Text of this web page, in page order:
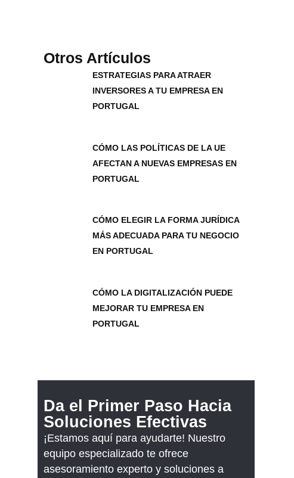
Otros Artículos
ESTRATEGIAS PARA ATRAER
INVERSORES A TU EMPRESA EN
PORTUGAL
CÓMO LAS POLÍTICAS DE LA UE
AFECTAN A NUEVAS EMPRESAS EN
PORTUGAL
CÓMO ELEGIR LA FORMA JURÍDICA
MÁS ADECUADA PARA TU NEGOCIO
EN PORTUGAL
CÓMO LA DIGITALIZACIÓN PUEDE
MEJORAR TU EMPRESA EN
PORTUGAL
Da el Primer Paso Hacia
Soluciones Efectivas
¡Estamos aquí para ayudarte! Nuestro
equipo especializado te ofrece
asesoramiento experto y soluciones a